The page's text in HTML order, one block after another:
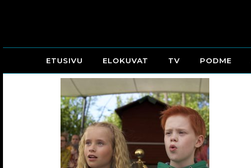
ETUSIVU ELOKUVAT TV PODME